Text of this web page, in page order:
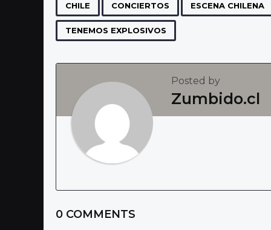
P
a
g
i
t
CHILE CONCIERTOS ESCENA CHILENA
TENEMOS EXPLOSIVOS
Posted by
Zumbido.cl
0 COMMENTS